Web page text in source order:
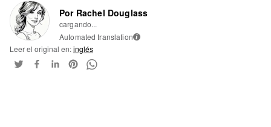
Por Rachel Douglass
cargando...
Automated translation i
Leer el original en:inglés